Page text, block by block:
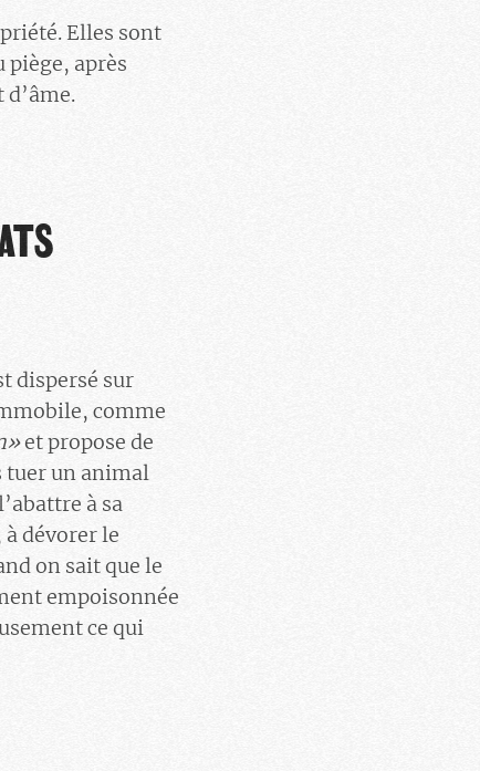
Elles sont
piège, après
dispersé sur
comme
»et propose de
tuer un animal
à sa
dévorer le
on sait que le
empoisonnée
ce qui